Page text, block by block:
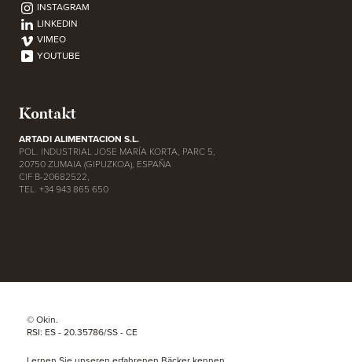
INSTAGRAM
LINKEDIN
VIMEO
YOUTUBE
Kontakt
ARTADI ALIMENTACION S.L.
POL. INDUSTRIAL JOSE MARÍA KORTA, PARC 5,
20750 ZUMAIA (GIPUZKOA), ESPAÑA
CIF B-20682522,
TEL. +34 943 865 650
© Okin.
RSI: ES - 20.35786/SS - CE